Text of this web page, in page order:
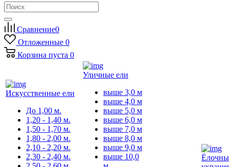
Заказать звонок
Сравнение0
Отложенные 0
Корзина пуста 0
Искусственные ели
До 1,00 м.
1,20 - 1,40 м.
1,50 - 1,70 м.
1,80 - 2,00 м.
2,10 - 2,20 м.
2,30 - 2,40 м.
Уличные ели
выше 3,0 м
выше 4,0 м
выше 5,0 м
выше 6,0 м
выше 7,0 м
выше 8,0 м
выше 9,0 м
выше 10,0